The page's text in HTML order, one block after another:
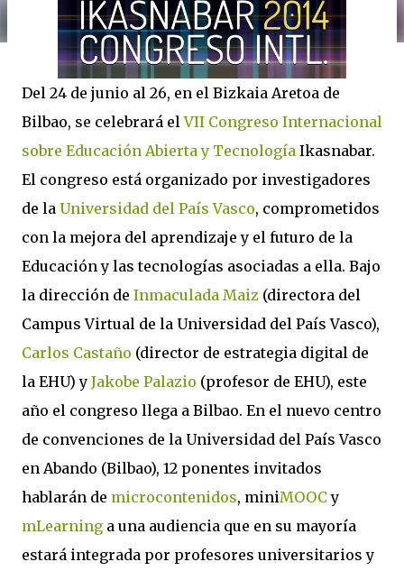
Del 24 de junio al 26, en el Bizkaia Aretoa de
Bilbao, se celebrará elVII Congreso Internacional
sobre Educación Abierta y Tecnología Ikasnabar.
El congreso está organizado por investigadores
de la Universidad del País Vasco, comprometidos
con la mejora del aprendizaje y el futuro de la
Educación y las tecnologías asociadas a ella. Bajo
la dirección de Inmaculada Maiz (directora del
Campus Virtual de la Universidad del País Vasco),
Carlos Castaño (director de estrategia digital de
la EHU) y Jakobe Palazio (profesor de EHU), este
año el congreso llega a Bilbao. En el nuevo centro
de convenciones de la Universidad del País Vasco
en Abando (Bilbao), 12 ponentes invitados
hablarán de microcontenidos, miniMOOCy
mLearning a una audiencia que en su mayoría
estará integrada por profesores universitarios y